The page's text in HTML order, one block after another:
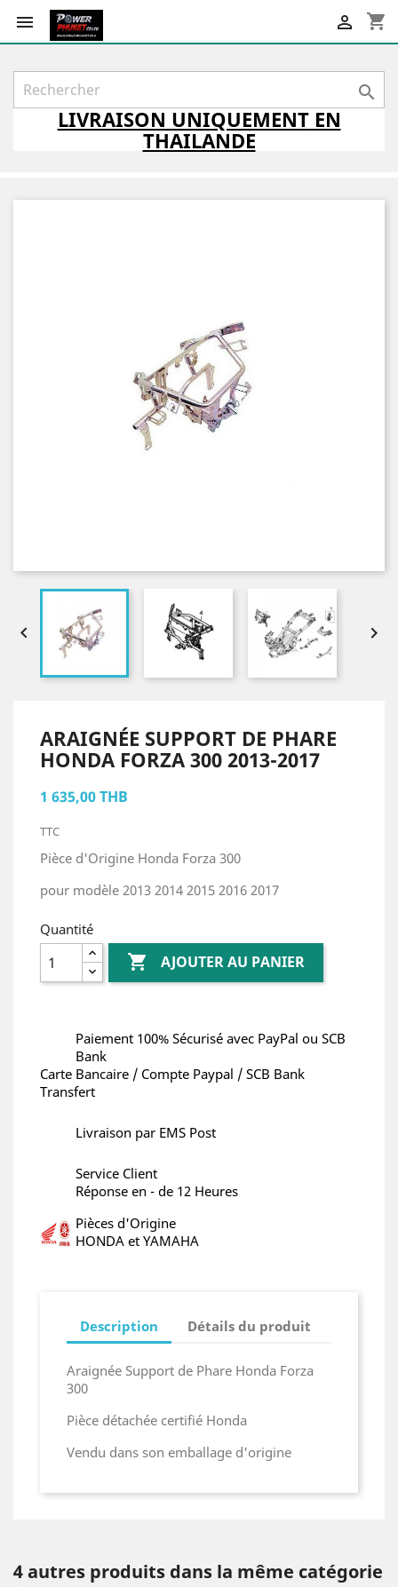
 shopping_cart


LIVRAISON UNIQUEMENTEN
THAILANDE
 
ARAIGNÉE SUPPORT DE PHARE
HONDA FORZA 300 2013-2017
1 635,00 THB
TTC
Pièce d'Origine Honda Forza 300
pour modèle 2013 2014 2015 2016 2017
Quantité
 AJOUTER AU PANIER
Paiement 100% Sécurisé avec PayPal ou SCB
Bank
Carte Bancaire / Compte Paypal / SCB Bank
Transfert
Livraison par EMS Post
Service Client
Réponse en - de 12 Heures
Pièces d'Origine
HONDA et YAMAHA
Description Détails du produit
Araignée Support de Phare Honda Forza
300
Pièce détachée certifié Honda
Vendu dans son emballage d'origine
4 autres produits dans la même catégorie